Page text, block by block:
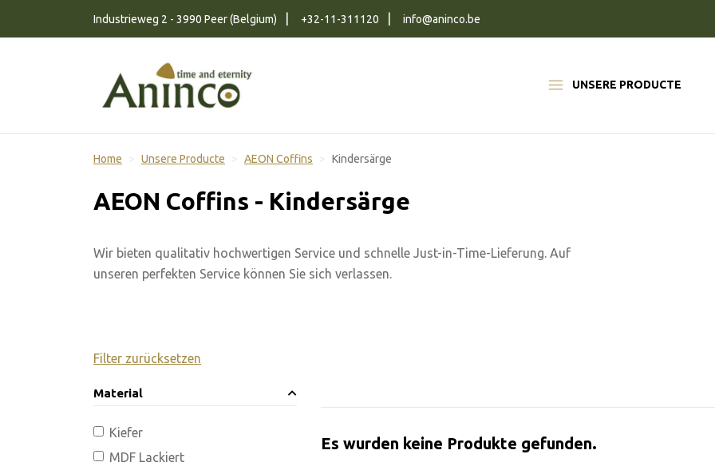
UNSERE PRODUCTE
Industrieweg 2 - 3990 Peer (Belgium) +32-11-311120 info@aninco.be
Home Unsere Producte AEON Coffins Kindersärge
AEON Coffins - Kindersärge
Wir bieten qualitativ hochwertigen Service und schnelle Just-in-Time-Lieferung. Auf
unseren perfekten Service können Sie sich verlassen.
Filter zurücksetzen
Material
Kiefer
MDF Lackiert
Es wurden keine Produkte gefunden.